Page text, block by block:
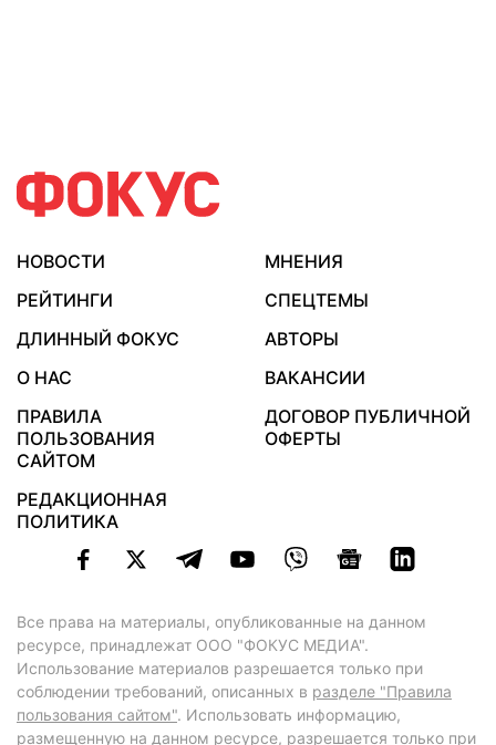
НОВОСТИ
МНЕНИЯ
РЕЙТИНГИ
СПЕЦТЕМЫ
ДЛИННЫЙ ФОКУС
АВТОРЫ
О НАС
ВАКАНСИИ
ПРАВИЛА
ПОЛЬЗОВАНИЯ
САЙТОМ
ДОГОВОР ПУБЛИЧНОЙ
ОФЕРТЫ
РЕДАКЦИОННАЯ
ПОЛИТИКА
Все права на материалы, опубликованные на данном
ресурсе, принадлежат ООО "ФОКУС МЕДИА".
Использование материалов разрешается только при
соблюдении требований, описанных в разделе "Правила
пользования сайтом". Использовать информацию,
размещенную на данном ресурсе, разрешается только при